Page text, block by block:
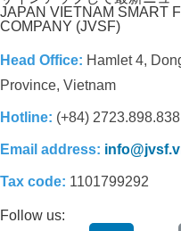
JAPAN VIETNAM SMART
COMPANY (JVSF)
Head Office: Hamlet 4,
Province, Vietnam
Hotline: (+84) 2723.898.838
Email address:
Tax code: 1101799292
Follow us: